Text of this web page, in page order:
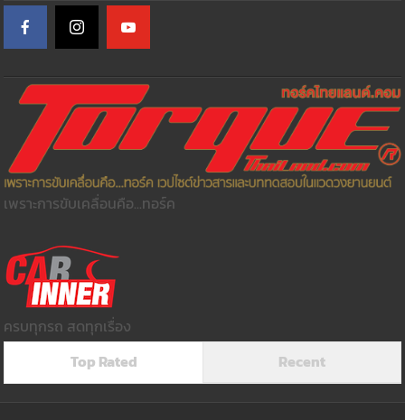
เพราะการขับเคลื่อนคือ...ทอร์ค
ครบทุกรถ สดทุกเรื่อง
Top Rated
Recent